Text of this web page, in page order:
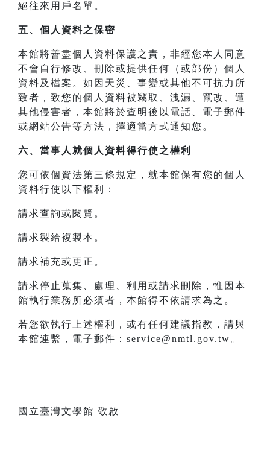
絕往來用戶名單。
五、個人資料之保密
本館將善盡個人資料保護之責，非經您本人同意
不會自行修改、刪除或提供任何（或部份）個人
資料及檔案。如因天災、事變或其他不可抗力所
致者，致您的個人資料被竊取、洩漏、竄改、遭
其他侵害者，本館將於查明後以電話、電子郵件
或網站公告等方法，擇適當方式通知您。
六、當事人就個人資料得行使之權利
您可依個資法第三條規定，就本館保有您的個人
資料行使以下權利：
請求查詢或閱覽。
請求製給複製本。
請求補充或更正。
請求停止蒐集、處理、利用或請求刪除，惟因本
館執行業務所必須者，本館得不依請求為之。
若您欲執行上述權利，或有任何建議指教，請與
本館連繫，電子郵件：service@nmtl.gov.tw。
國立臺灣文學館 敬啟